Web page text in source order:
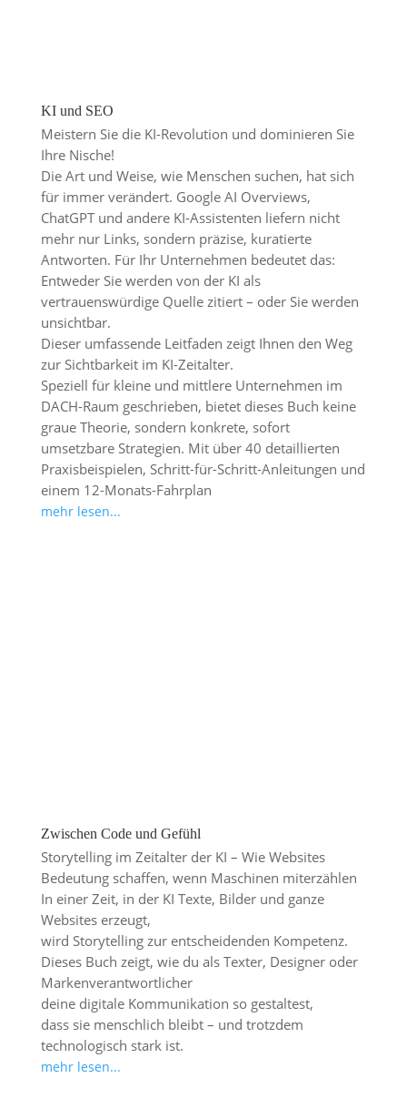
KI und SEO
Meistern Sie die KI-Revolution und dominieren Sie
Ihre Nische!
Die Art und Weise, wie Menschen suchen, hat sich
für immer verändert. Google AI Overviews,
ChatGPT und andere KI-Assistenten liefern nicht
mehr nur Links, sondern präzise, kuratierte
Antworten. Für Ihr Unternehmen bedeutet das:
Entweder Sie werden von der KI als
vertrauenswürdige Quelle zitiert – oder Sie werden
unsichtbar.
Dieser umfassende Leitfaden zeigt Ihnen den Weg
zur Sichtbarkeit im KI-Zeitalter.
Speziell für kleine und mittlere Unternehmen im
DACH-Raum geschrieben, bietet dieses Buch keine
graue Theorie, sondern konkrete, sofort
umsetzbare Strategien. Mit über 40 detaillierten
Praxisbeispielen, Schritt-für-Schritt-Anleitungen und
einem 12-Monats-Fahrplan
mehr lesen...
Zwischen Code und Gefühl
Storytelling im Zeitalter der KI – Wie Websites
Bedeutung schaffen, wenn Maschinen miterzählen
In einer Zeit, in der KI Texte, Bilder und ganze
Websites erzeugt,
wird Storytelling zur entscheidenden Kompetenz.
Dieses Buch zeigt, wie du als Texter, Designer oder
Markenverantwortlicher
deine digitale Kommunikation so gestaltest,
dass sie menschlich bleibt – und trotzdem
technologisch stark ist.
mehr lesen...